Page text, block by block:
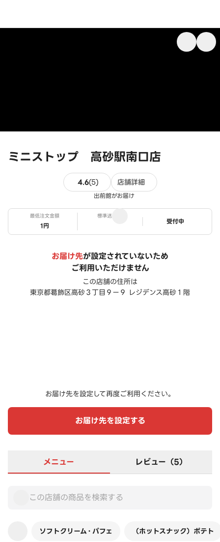
ミニストップ 高砂駅南口店
4.6(5)5件のレビュー
店舗詳細
出前館がお届け
最低注文金額
1円
標準送料
ステータス
受付中
お届け先が設定されていないため
ご利用いただけません
この店舗の住所は
東京都葛飾区高砂３丁目９ー９ レジデンス高砂１階
お届け先を設定して再度ご利用ください。
お届け先を設定する
メニュー レビュー（5）
ソフトクリーム・パフェ （ホットスナック）ポテト